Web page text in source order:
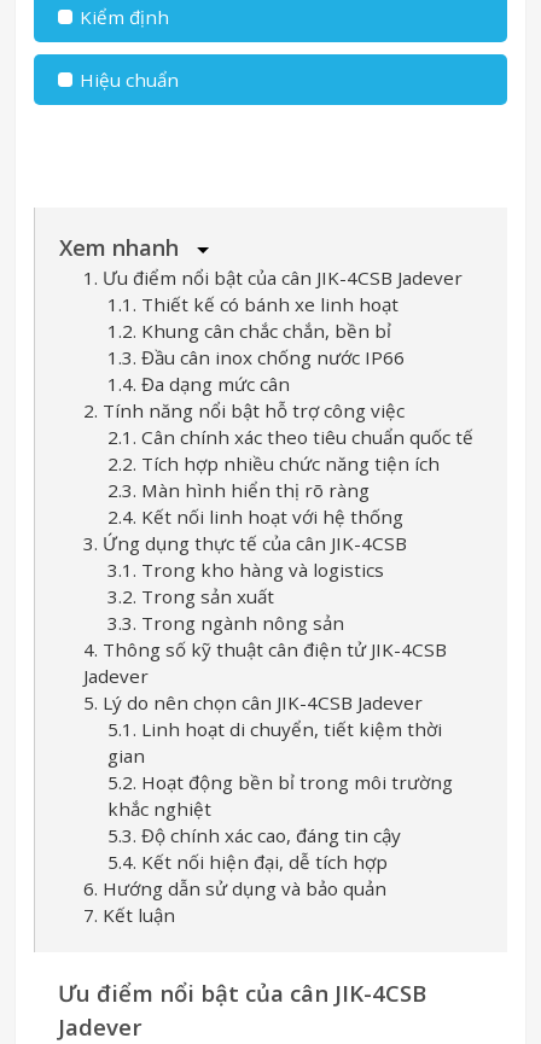
Kiểm định
Hiệu chuẩn
Xem nhanh
1. Ưu điểm nổi bật của cân JIK-4CSB Jadever
1.1. Thiết kế có bánh xe linh hoạt
1.2. Khung cân chắc chắn, bền bỉ
1.3. Đầu cân inox chống nước IP66
1.4. Đa dạng mức cân
2. Tính năng nổi bật hỗ trợ công việc
2.1. Cân chính xác theo tiêu chuẩn quốc tế
2.2. Tích hợp nhiều chức năng tiện ích
2.3. Màn hình hiển thị rõ ràng
2.4. Kết nối linh hoạt với hệ thống
3. Ứng dụng thực tế của cân JIK-4CSB
3.1. Trong kho hàng và logistics
3.2. Trong sản xuất
3.3. Trong ngành nông sản
4. Thông số kỹ thuật cân điện tử JIK-4CSB
Jadever
5. Lý do nên chọn cân JIK-4CSB Jadever
5.1. Linh hoạt di chuyển, tiết kiệm thời
gian
5.2. Hoạt động bền bỉ trong môi trường
khắc nghiệt
5.3. Độ chính xác cao, đáng tin cậy
5.4. Kết nối hiện đại, dễ tích hợp
6. Hướng dẫn sử dụng và bảo quản
7. Kết luận
Ưu điểm nổi bật của cân JIK-4CSB
Jadever